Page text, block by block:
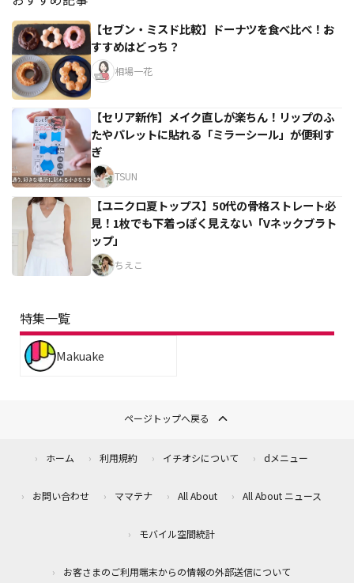
【セブン・ミスド比較】ドーナツを食べ比べ！お
すすめはどっち？
相場一花
【セリア新作】メイク直しが楽ちん！リップのふ
たやパレットに貼れる「ミラーシール」が便利す
ぎ
TSUN
【ユニクロ夏トップス】50代の骨格ストレート必
見！1枚でも下着っぽく見えない「Vネックブラト
ップ」
ちえこ
特集一覧
Makuake
ページトップへ戻る
ホーム 利用規約 イチオシについて dメニュー
お問い合わせ ママテナ All About All About ニュース
モバイル空間統計
お客さまのご利用端末からの情報の外部送信について